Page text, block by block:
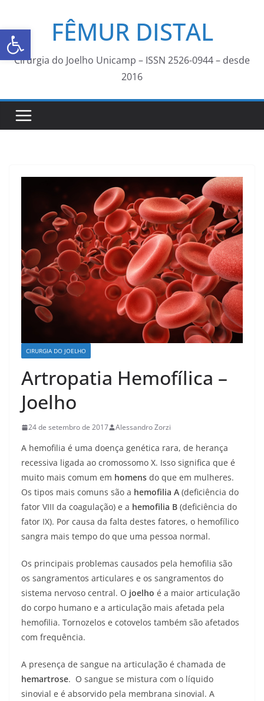
Abrir a barra de ferramentas
FÊMUR DISTAL
Cirurgia do Joelho Unicamp – ISSN 2526-0944 – desde
2016
CIRURGIA DO JOELHO
Artropatia Hemofílica –
Joelho
24 de setembro de 2017 Alessandro Zorzi
A hemofilia é uma doença genética rara, de herança
recessiva ligada ao cromossomo X. Isso significa que é
muito mais comum em homens do que em mulheres.
Os tipos mais comuns são a hemofilia A (deficiência do
fator VIII da coagulação) e a hemofilia B (deficiência do
fator IX). Por causa da falta destes fatores, o hemofílico
sangra mais tempo do que uma pessoa normal.
Os principais problemas causados pela hemofilia são
os sangramentos articulares e os sangramentos do
sistema nervoso central. O joelho é a maior articulação
do corpo humano e a articulação mais afetada pela
hemofilia. Tornozelos e cotovelos também são afetados
com frequência.
A presença de sangue na articulação é chamada de
hemartrose. O sangue se mistura com o líquido
sinovial e é absorvido pela membrana sinovial. A